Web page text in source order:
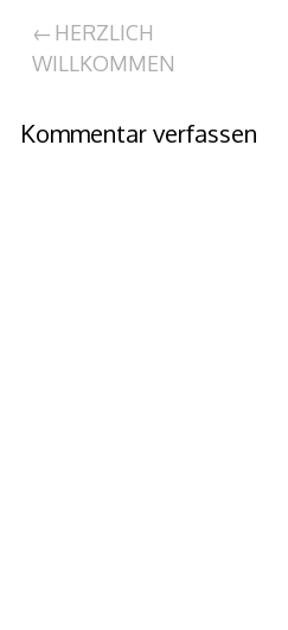
Beitragsnavigation
HERZLICH
WILLKOMMEN
Kommentar verfassen